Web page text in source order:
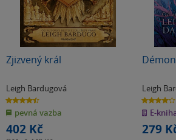
Zjizvený král
Leigh Bardugová
4.4
z
5
hvězdiček
pevná vazba
402 Kč
Leigh
4.1
z
5
hvězdiček
E-
279